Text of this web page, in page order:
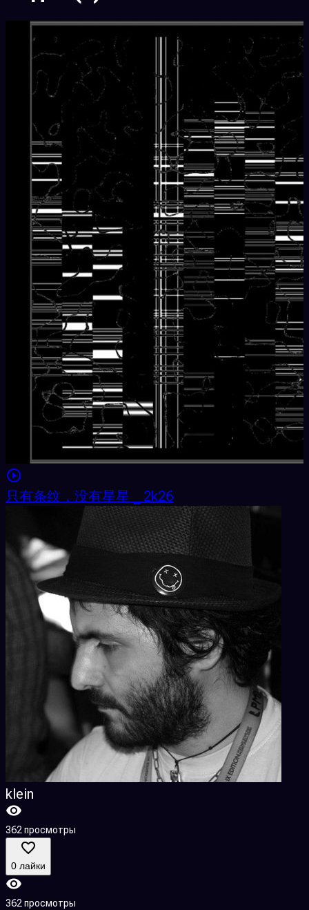
只有条纹，没有星星 _ 2k26
klein
362 просмотры
0 лайки
362 просмотры